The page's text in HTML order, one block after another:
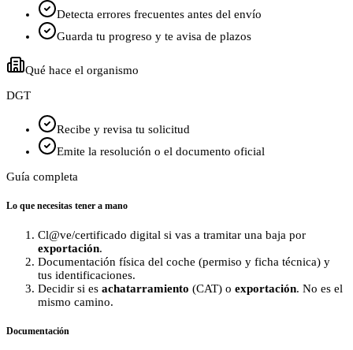
Detecta errores frecuentes antes del envío
Guarda tu progreso y te avisa de plazos
Qué hace el organismo
DGT
Recibe y revisa tu solicitud
Emite la resolución o el documento oficial
Guía completa
Lo que necesitas tener a mano
Cl@ve/certificado digital si vas a tramitar una baja por
exportación.
Documentación física del coche (permiso y ficha técnica) y
tus identificaciones.
Decidir si es achatarramiento (CAT) o exportación. No es el
mismo camino.
Documentación